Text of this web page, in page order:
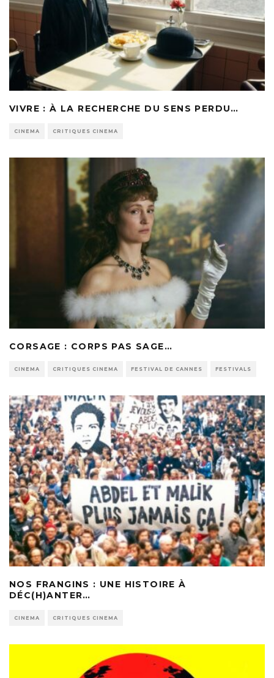
VIVRE : À LA RECHERCHE DU SENS PERDU…
CINEMA CRITIQUES CINEMA
CORSAGE : CORPS PAS SAGE…
CINEMA CRITIQUES CINEMA FESTIVAL DE CANNES FESTIVALS
NOS FRANGINS : UNE HISTOIRE À
DÉC(H)ANTER…
CINEMA CRITIQUES CINEMA